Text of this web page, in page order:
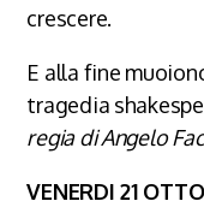
crescere.
E alla fine
tragedia
regia di Angelo
VENERDI 21